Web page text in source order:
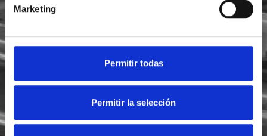
Marketing
Permitir todas
Permitir la selección
He leído y acepto la
Acepto recibir novedades deFoodsat